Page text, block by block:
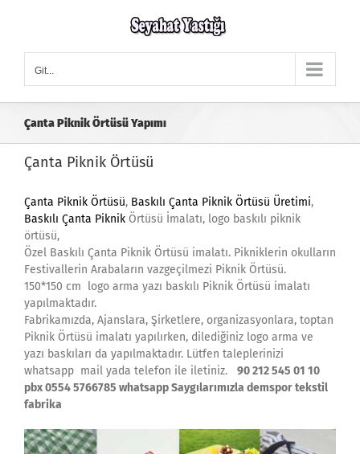
Git...
Çanta Piknik Örtüsü Yapımı
Çanta Piknik Örtüsü
Çanta Piknik Örtüsü, Baskılı Çanta Piknik Örtüsü Üretimi,
Baskılı Çanta Piknik Örtüsü İmalatı, logo baskılı piknik
örtüsü,
Özel Baskılı Çanta Piknik Örtüsü imalatı. Pikniklerin okulların
Festivallerin Arabaların vazgeçilmezi Piknik Örtüsü.
150*150 cm logo arma yazı baskılı Piknik Örtüsü imalatı
yapılmaktadır.
Fabrikamızda, Ajanslara, Şirketlere, organizasyonlara, toptan
Piknik Örtüsü imalatı yapılırken, dilediğiniz logo arma ve
yazı baskıları da yapılmaktadır. Lütfen taleplerinizi
whatsapp mail yada telefon ile iletiniz. 90 212 545 01 10
pbx 0554 5766785 whatsapp Saygılarımızla demspor tekstil
fabrika